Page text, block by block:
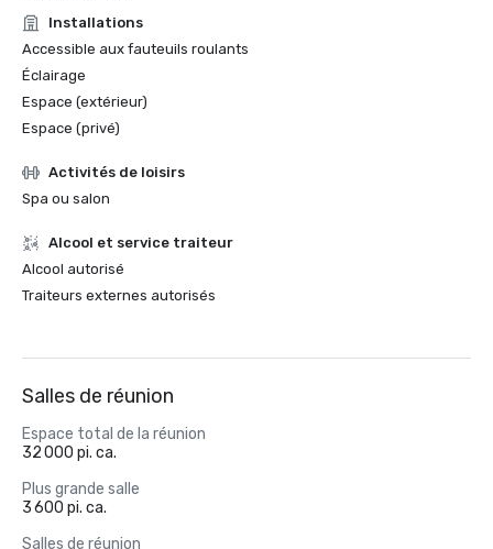
Installations
Accessible aux fauteuils roulants
Éclairage
Espace (extérieur)
Espace (privé)
Activités de loisirs
Spa ou salon
Alcool et service traiteur
Alcool autorisé
Traiteurs externes autorisés
Salles de réunion
Espace total de la réunion
32 000 pi. ca.
Plus grande salle
3 600 pi. ca.
Salles de réunion